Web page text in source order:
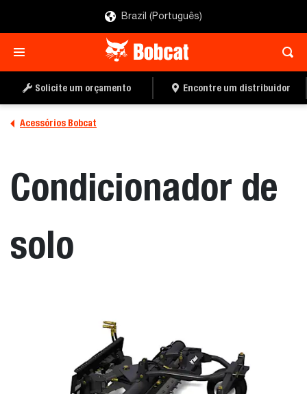
Brazil (Português)
Solicite um orçamento Encontre um distribuidor
Acessórios Bobcat
Condicionador de
solo
PEÇA UMA COTAÇÃO
ENCONTRE UM